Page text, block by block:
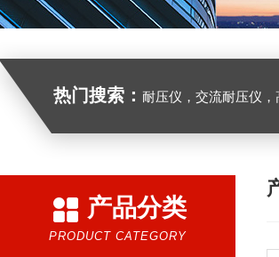
热门搜索： 耐压仪，交流耐压仪
产品分类
PRODUCT CATEGORY